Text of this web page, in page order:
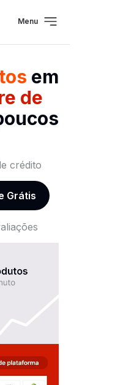
Menu
em
de
crédito
Grátis